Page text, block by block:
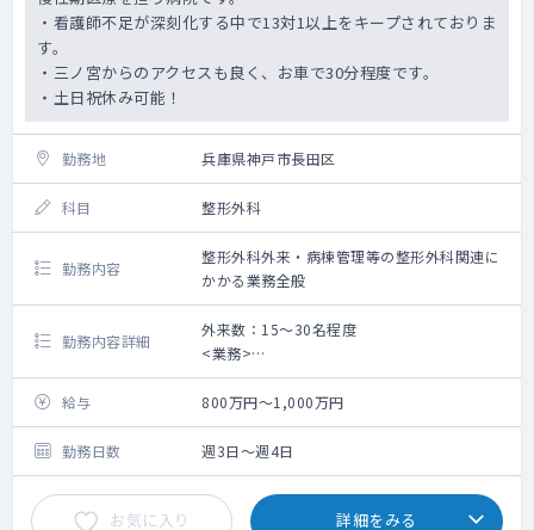
・看護師不足が深刻化する中で13対1以上をキープされておりま
す。
・三ノ宮からのアクセスも良く、お車で30分程度です。
・土日祝休み可能！
勤務地 兵庫県神戸市長田区
科目 整形外科
勤務内容
整形外科外来・病棟管理等の整形外科関連に
かかる業務全般
勤務内容詳細
外来数：15～30名程度
<業務>
■外来
担当コマ数 6～7コマ/週
外来数 10～15人/コマ
【診察時間】
午前診：9:00～12:00
午後診：13:00～16:30
給与 800万円～1,000万円
勤務日数 週3日～週4日
お気に入り 詳細をみる